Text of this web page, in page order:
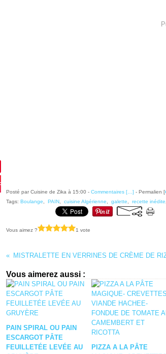
Posté par Cuisine de Zika à 15:00 - Commentaires [ ] - Permalien [
Tags: Boulange PAIN cuisine Algérienne galette recette inédite
Vous aimez ? 1 vote
Vous aimerez aussi :
PAIN SPIRAL OU PAIN
ESCARGOT PÂTE
FEUILLETÉE LEVÉE AU
PIZZA A LA PÂTE